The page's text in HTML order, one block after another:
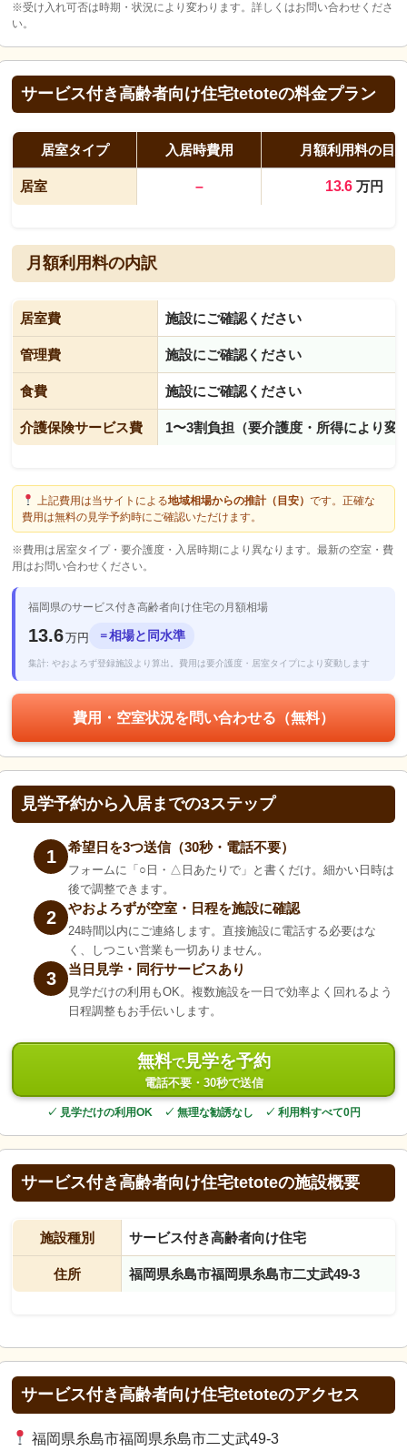
※受け入れ可否は時期・状況により変わります。詳しくはお問い合わせくださ
い。
サービス付き高齢者向け住宅tetoteの料金プラン
居室タイプ 入居時費用 月額利用料の目
居室 – 13.6万円
月額利用料の内訳
居室費 施設にご確認ください
管理費 施設にご確認ください
食費 施設にご確認ください
介護保険サービス費 1〜3割負担（要介護度・所得により変
上記費用は当サイトによる地域相場からの推計（目安） です。正確な
費用は無料の見学予約時にご確認いただけます。
※費用は居室タイプ・要介護度・入居時期により異なります。最新の空室・費
用はお問い合わせください。
福岡県のサービス付き高齢者向け住宅の月額相場
13.6万円 ＝相場と同水準
集計: やおよろず登録施設より算出。費用は要介護度・居室タイプにより変動します
費用・空室状況を問い合わせる（無料）
見学予約から入居までの3ステップ
1 希望日を3つ送信（30秒・電話不要）
フォームに「○日・△日あたりで」と書くだけ。細かい日時は
後で調整できます。
2 やおよろずが空室・日程を施設に確認
24時間以内にご連絡します。直接施設に電話する必要はな
く、しつこい営業も一切ありません。
3 当日見学・同行サービスあり
見学だけの利用もOK。複数施設を一日で効率よく回れるよう
日程調整もお手伝いします。
無料で見学を予約
電話不要・30秒で送信
✓ 見学だけの利用OK ✓ 無理な勧誘なし ✓ 利用料すべて0円
サービス付き高齢者向け住宅tetoteの施設概要
施設種別 サービス付き高齢者向け住宅
住所 福岡県糸島市福岡県糸島市二丈武49-3
サービス付き高齢者向け住宅tetoteのアクセス
福岡県糸島市福岡県糸島市二丈武49-3